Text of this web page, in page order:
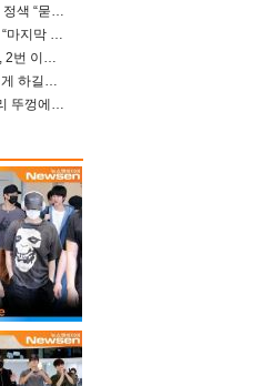
장윤정, 김경욱 ‘T팬티’ 발언에 정색 “묻지 않았는데, 그것도 성희롱”(장공장)
차인표 동생 구강암 사망 회상 “마지막 순간 동생 손 잡아준 신애라, 두고두고 고마워” (신애라이프)
부친 가정폭력 보고 큰 방은희, 2번 이혼 후 잠수→母 고독사에 자책(특종세상)[어제TV]
이지아, 48세 생일‥관리 어떻게 하길래 놀라운 동안 미모
‘SK하이닉스 275층’ 미자 “머리 뚜껑에서 사, 주식만 안 해도 돈 버는 것”